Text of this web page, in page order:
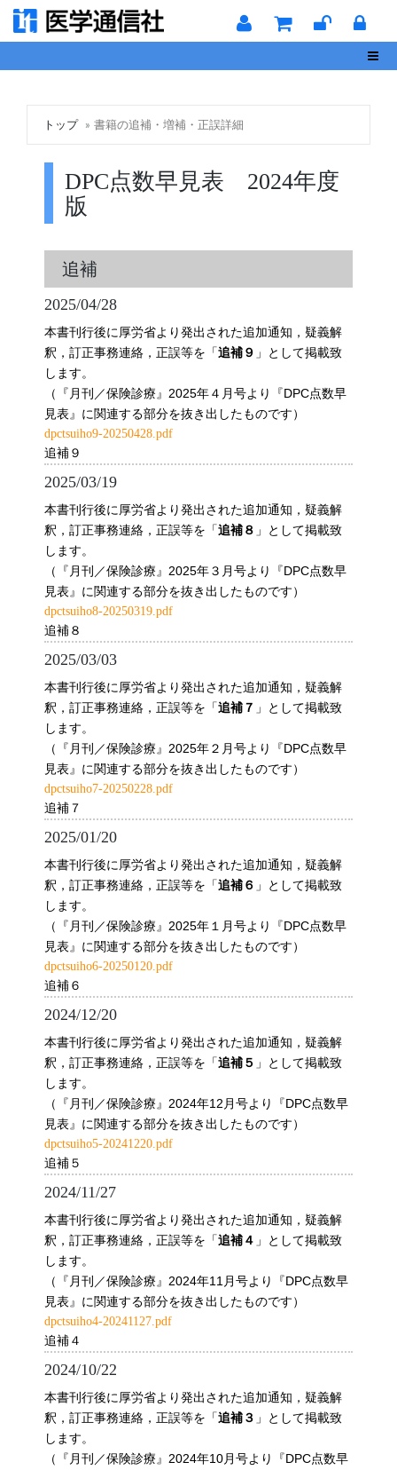
トップ 書籍の追補・増補・正誤詳細
DPC点数早見表 2024年度
版
追補
2025/04/28
本書刊行後に厚労省より発出された追加通知，疑義解
釈，訂正事務連絡，正誤等を「追補９ 」として掲載致
します。
（『月刊／保険診療』2025年４月号より『DPC点数早
見表』に関連する部分を抜き出したものです）
dpctsuiho9-20250428.pdf
追補９
2025/03/19
本書刊行後に厚労省より発出された追加通知，疑義解
釈，訂正事務連絡，正誤等を「追補８ 」として掲載致
します。
（『月刊／保険診療』2025年３月号より『DPC点数早
見表』に関連する部分を抜き出したものです）
dpctsuiho8-20250319.pdf
追補８
2025/03/03
本書刊行後に厚労省より発出された追加通知，疑義解
釈，訂正事務連絡，正誤等を「追補７ 」として掲載致
します。
（『月刊／保険診療』2025年２月号より『DPC点数早
見表』に関連する部分を抜き出したものです）
dpctsuiho7-20250228.pdf
追補７
2025/01/20
本書刊行後に厚労省より発出された追加通知，疑義解
釈，訂正事務連絡，正誤等を「追補６ 」として掲載致
します。
（『月刊／保険診療』2025年１月号より『DPC点数早
見表』に関連する部分を抜き出したものです）
dpctsuiho6-20250120.pdf
追補６
2024/12/20
本書刊行後に厚労省より発出された追加通知，疑義解
釈，訂正事務連絡，正誤等を「追補５ 」として掲載致
します。
（『月刊／保険診療』2024年12月号より『DPC点数早
見表』に関連する部分を抜き出したものです）
dpctsuiho5-20241220.pdf
追補５
2024/11/27
本書刊行後に厚労省より発出された追加通知，疑義解
釈，訂正事務連絡，正誤等を「追補４ 」として掲載致
します。
（『月刊／保険診療』2024年11月号より『DPC点数早
見表』に関連する部分を抜き出したものです）
dpctsuiho4-20241127.pdf
追補４
2024/10/22
本書刊行後に厚労省より発出された追加通知，疑義解
釈，訂正事務連絡，正誤等を「追補３ 」として掲載致
します。
（『月刊／保険診療』2024年10月号より『DPC点数早